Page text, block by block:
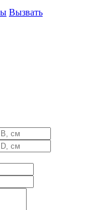
Вызвать